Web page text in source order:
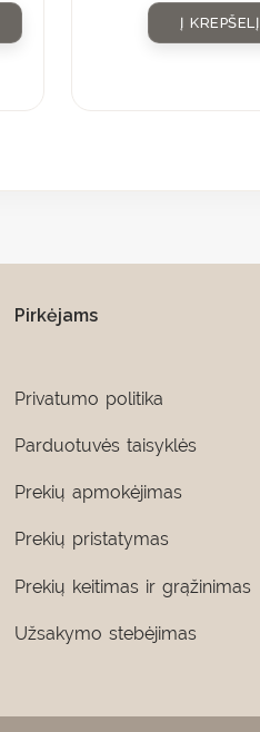
Į KREPŠELĮ
Pirkėjams
Privatumo politika
Parduotuvės taisyklės
Prekių apmokėjimas
Prekių pristatymas
Prekių keitimas ir grąžinimas
Užsakymo stebėjimas